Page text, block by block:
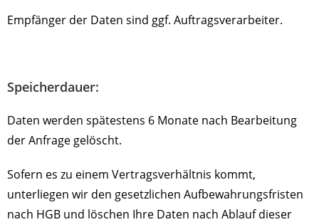
Empfänger der Daten sind ggf. Auftragsverarbeiter.
Speicherdauer:
Daten werden spätestens 6 Monate nach Bearbeitung
der Anfrage gelöscht.
Sofern es zu einem Vertragsverhältnis kommt,
unterliegen wir den gesetzlichen Aufbewahrungsfristen
nach HGB und löschen Ihre Daten nach Ablauf dieser